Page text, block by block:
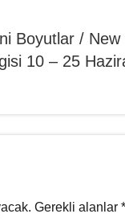
Boyutlar / New
10 – 25
Gerekli alanlar *